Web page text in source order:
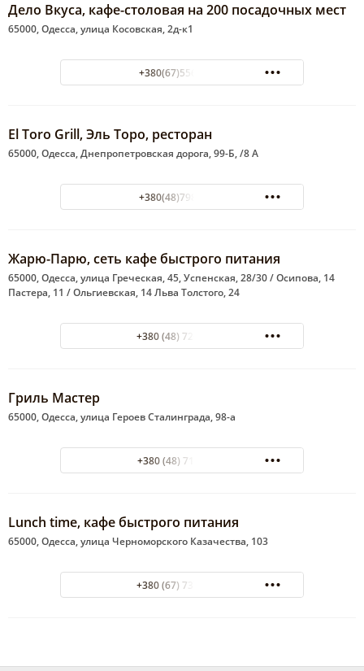
Дело Вкуса, кафе-столовая на 200 посадочных мест
65000, Одесса, улица Косовская, 2д-к1
+380(67)556-98-59
El Toro Grill, Эль Торо, ресторан
65000, Одесса, Днепропетровская дорога, 99-Б, /8 А
+380(48)798-48-52
Жарю-Парю, сеть кафе быстрого питания
65000, Одесса, улица Греческая, 45, Успенская, 28/30 / Осипова, 14
Пастера, 11 / Ольгиевская, 14 Льва Толстого, 24
+380 (48) 726-75-33
Гриль Мастер
65000, Одесса, улица Героев Сталинграда, 98-а
+380 (48) 711 50 29
Lunch time, кафе быстрого питания
65000, Одесса, улица Черноморского Казачества, 103
+380 (67) 737-11-46